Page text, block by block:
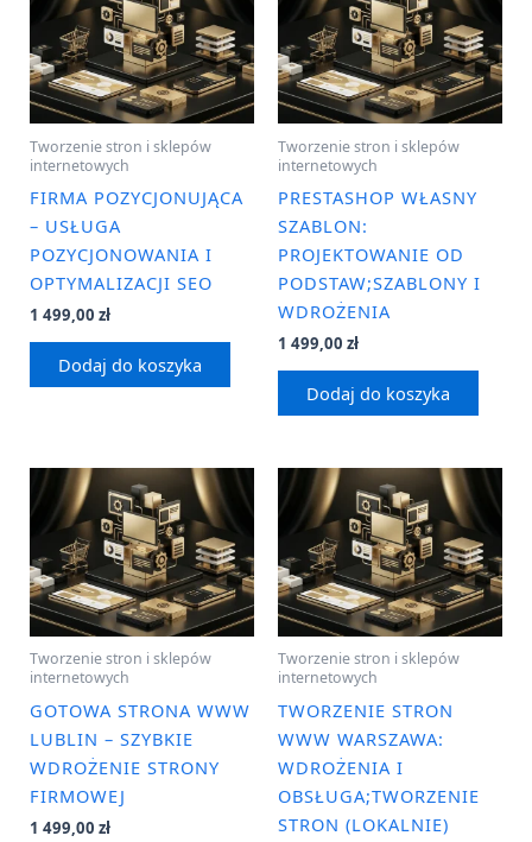
Tworzenie stron i sklepów
internetowych
FIRMA POZYCJONUJĄCA
– USŁUGA
POZYCJONOWANIA I
OPTYMALIZACJI SEO
1 499,00 zł
Dodaj do koszyka
Tworzenie stron i sklepów
internetowych
PRESTASHOP WŁASNY
SZABLON:
PROJEKTOWANIE OD
PODSTAW;SZABLONY I
WDROŻENIA
1 499,00 zł
Dodaj do koszyka
Tworzenie stron i sklepów
internetowych
GOTOWA STRONA WWW
LUBLIN – SZYBKIE
WDROŻENIE STRONY
FIRMOWEJ
1 499,00 zł
Tworzenie stron i sklepów
internetowych
TWORZENIE STRON
WWW WARSZAWA:
WDROŻENIA I
OBSŁUGA;TWORZENIE
STRON (LOKALNIE)